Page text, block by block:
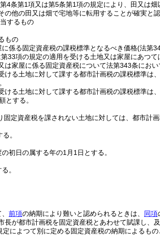
第4条第1項又は第5条第1項の規定により、田又は畑
の他の田又は畑で宅地等に転用することが確実と
するもの
もの
係る固定資産税の課税標準となるべき価格(法第
33項の規定の適用を受ける土地又は家屋にあつ
は家屋に係る固定資産税について法第343条にお
る土地に対して課する都市計画税の課税標準は、
る土地に対して課する都市計画税の課税標準は、
とする。
固定資産税を課されない土地に対しては、都市計画
。
初日の属する年の1月1日とする。
。
前項の納期により難いと認められるときは、 同項
長が都市計画税を固定資産税とあわせて賦課し、
定によつて別に定める固定資産税の納期によるもの